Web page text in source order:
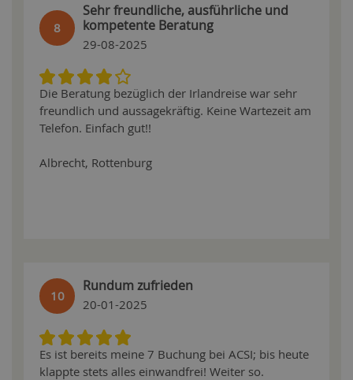
8
Sehr freundliche, ausführliche und
kompetente Beratung
29-08-2025
Die Beratung bezüglich der Irlandreise war sehr
freundlich und aussagekräftig. Keine Wartezeit am
Telefon. Einfach gut!!
Albrecht, Rottenburg
10
Rundum zufrieden
20-01-2025
Es ist bereits meine 7 Buchung bei ACSI; bis heute
klappte stets alles einwandfrei! Weiter so.